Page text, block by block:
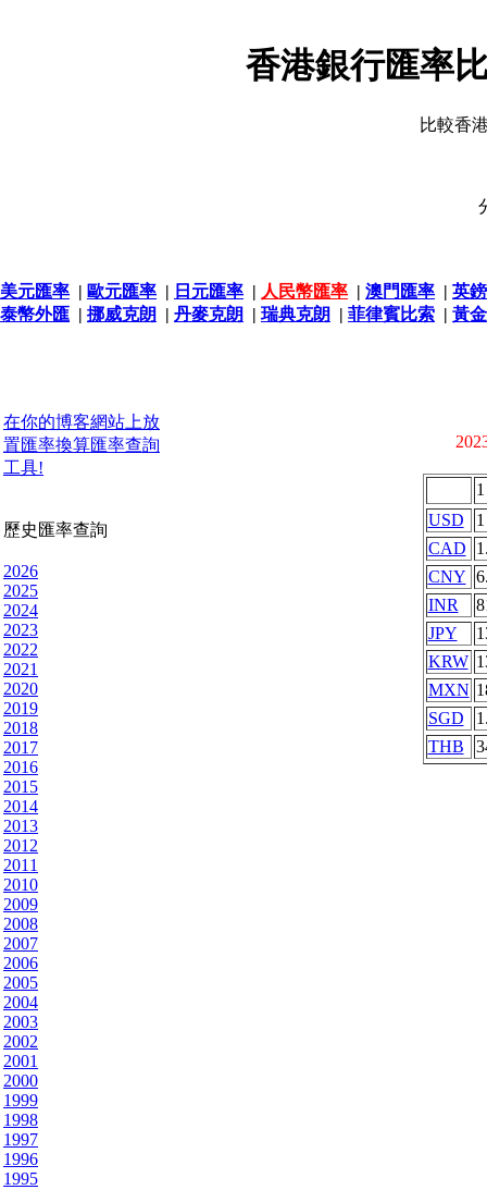
香港銀行匯率
比較香
美元匯率 | 歐元匯率 | 日元匯率 | 人民幣匯率 | 澳門匯率 | 英
泰幣外匯 | 挪威克朗 | 丹麥克朗 | 瑞典克朗 | 菲律賓比索 | 黃
在你的博客網站上放
置匯率換算匯率查詢
工具!
歷史匯率查詢
2026
2025
2024
2023
2022
2021
2020
2019
2018
2017
2016
2015
2014
2013
2012
2011
2010
2009
2008
2007
2006
2005
2004
2003
2002
2001
2000
1999
1998
1997
1996
1995
USD
1
CAD
CNY
INR
JPY
KRW
MXN
SGD
THB